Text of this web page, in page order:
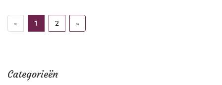
« 1 2 »
Categorieën